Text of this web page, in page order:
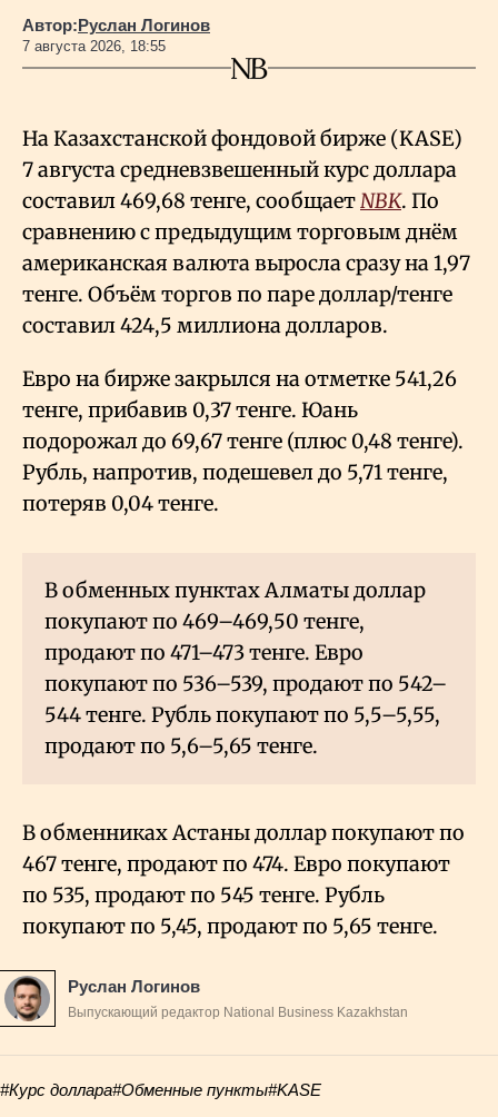
Автор:Руслан Логинов
7 августа 2026, 18:55
На Казахстанской фондовой бирже (KASE)
7 августа средневзвешенный курс доллара
составил 469,68 тенге, сообщаетNBK. По
сравнению с предыдущим торговым днём
американская валюта выросла сразу на 1,97
тенге. Объём торгов по паре доллар/тенге
составил 424,5 миллиона долларов.
Евро на бирже закрылся на отметке 541,26
тенге, прибавив 0,37 тенге. Юань
подорожал до 69,67 тенге (плюс 0,48 тенге).
Рубль, напротив, подешевел до 5,71 тенге,
потеряв 0,04 тенге.
В обменных пунктах Алматы доллар
покупают по 469–469,50 тенге,
продают по 471–473 тенге. Евро
покупают по 536–539, продают по 542–
544 тенге. Рубль покупают по 5,5–5,55,
продают по 5,6–5,65 тенге.
В обменниках Астаны доллар покупают по
467 тенге, продают по 474. Евро покупают
по 535, продают по 545 тенге. Рубль
покупают по 5,45, продают по 5,65 тенге.
Руслан Логинов
Выпускающий редактор National Business Kazakhstan
#Курс доллара#Обменные пункты#KASE